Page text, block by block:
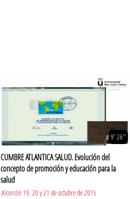
9' 26''
CUMBRE ATLANTICA SALUD. Evolución del
concepto de promoción y educación para la
salud
Alcorcón 19, 20 y 21 de octubre de 2015